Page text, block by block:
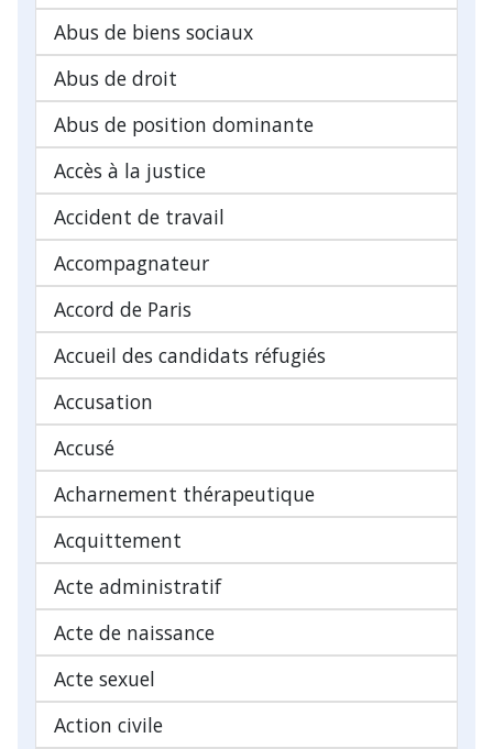
Abus de biens sociaux
Abus de droit
Abus de position dominante
Accès à la justice
Accident de travail
Accompagnateur
Accord de Paris
Accueil des candidats réfugiés
Accusation
Accusé
Acharnement thérapeutique
Acquittement
Acte administratif
Acte de naissance
Acte sexuel
Action civile